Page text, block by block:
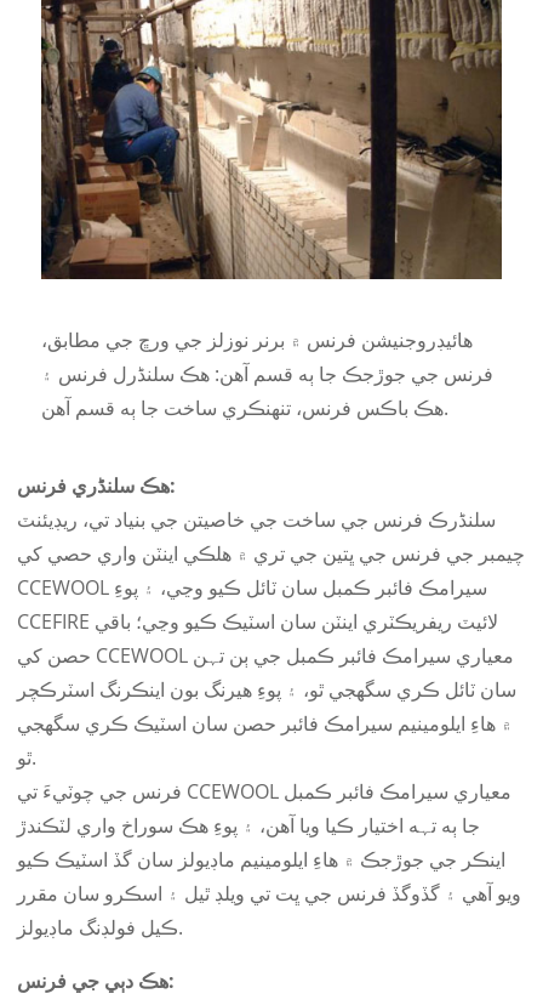
هائيڊروجنيشن فرنس ۾ برنر نوزلز جي ورڇ جي مطابق،
فرنس جي جوڙجڪ جا ٻه قسم آهن: هڪ سلنڈرل فرنس ۽
هڪ باڪس فرنس، تنهنڪري ساخت جا ٻه قسم آهن.
هڪ سلنڈري فرنس:
سلنڈرڪ فرنس جي ساخت جي خاصيتن جي بنياد تي، ريڊيئنٽ
چيمبر جي فرنس جي ڀتين جي تري ۾ هلڪي اينٽن واري حصي کي
CCEWOOL سيرامڪ فائبر ڪمبل سان ٽائل ڪيو وڃي، ۽ پوءِ
CCEFIRE لائيٽ ريفريڪٽري اينٽن سان اسٽيڪ ڪيو وڃي؛ باقي
حصن کي CCEWOOL معياري سيرامڪ فائبر ڪمبل جي ٻن تہن
سان ٽائل ڪري سگهجي ٿو، ۽ پوءِ هيرنگ بون اينڪرنگ اسٽرڪچر
۾ هاءِ ايلومينيم سيرامڪ فائبر حصن سان اسٽيڪ ڪري سگهجي
ٿو.
فرنس جي چوٽيءَ تي CCEWOOL معياري سيرامڪ فائبر ڪمبل
جا ٻه تہه اختيار ڪيا ويا آهن، ۽ پوءِ هڪ سوراخ واري لٽڪندڙ
اينڪر جي جوڙجڪ ۾ هاءِ ايلومينيم ماڊيولز سان گڏ اسٽيڪ ڪيو
ويو آهي ۽ گڏوگڏ فرنس جي ڀت تي ويلڊ ٿيل ۽ اسڪرو سان مقرر
ڪيل فولڊنگ ماڊيولز.
هڪ دٻي جي فرنس: